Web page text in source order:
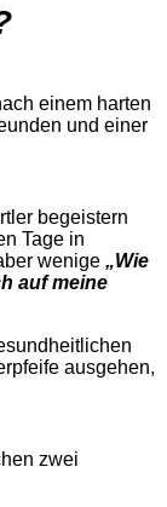
einem harten
und einer
begeistern
Tage in
wenige „Wie
auf meine
ausgehen,
zwei